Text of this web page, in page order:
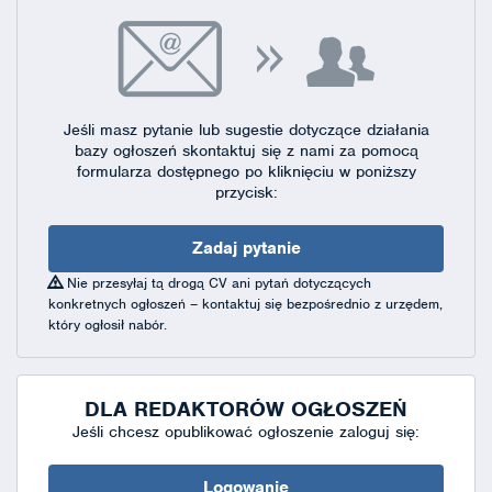
Jeśli masz pytanie lub sugestie dotyczące działania
bazy ogłoszeń skontaktuj się z nami za pomocą
formularza dostępnegopo kliknięciu w poniższy
przycisk:
Zadaj pytanie
Nie przesyłaj tą drogą CV ani pytań dotyczących
konkretnych ogłoszeń – kontaktuj się bezpośrednio z urzędem,
który ogłosił nabór.
DLA REDAKTORÓW OGŁOSZEŃ
Jeśli chcesz opublikować ogłoszenie zaloguj się:
Logowanie